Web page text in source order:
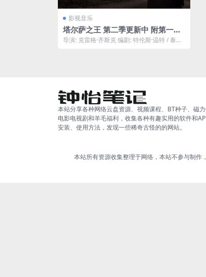
影视音乐
塔尔萨之王 第二季更新中 附第一季
阿里云下载
导演: 克雷格·齐斯克 编剧: 特伦斯·温特 / 泰勒·
本站分享各种网络云盘资源、视频课程、BT种子、磁
电影电视剧和羊毛福利，收集各种有趣实用的软件和
安装、使用方法，发现一些稀奇古怪的的网站。
本站所有资源收集整理于网络，本站不参与制